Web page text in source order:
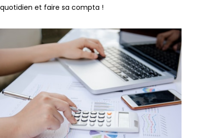
quotidien et faire sa compta !